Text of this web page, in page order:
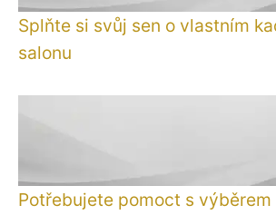
Splňte si svůj sen o vlastním
salonu
Potřebujete pomoct s